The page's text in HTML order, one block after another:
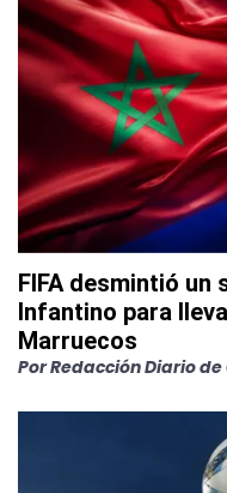
FIFA desmintió un
Infantino para
Marruecos
PorRedacción Diario de